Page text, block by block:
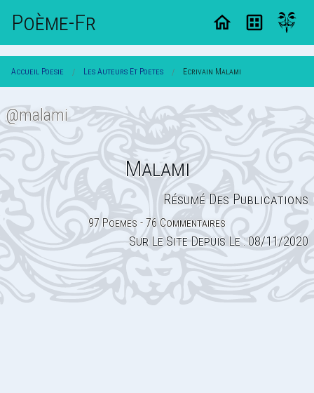
Poème-Fr
Accueil Poesie Les Auteurs Et Poetes Ecrivain Malami
Malami
@malami
Résumé Des Publications
97 Poemes - 76 Commentaires
Sur Le Site Depuis Le : 08/11/2020